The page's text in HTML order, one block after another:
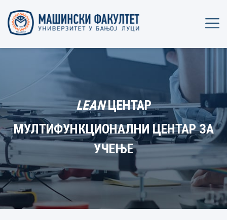
LEANЦЕНТАР
МУЛТИФУНКЦИОНАЛНИ ЦЕНТАР ЗА
УЧЕЊЕ